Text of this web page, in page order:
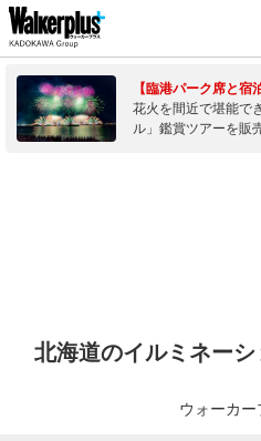
【臨港パーク席と宿
花火を間近で堪能で
ル」鑑賞ツアーを販
北海道のイルミネーシ
ウォーカ